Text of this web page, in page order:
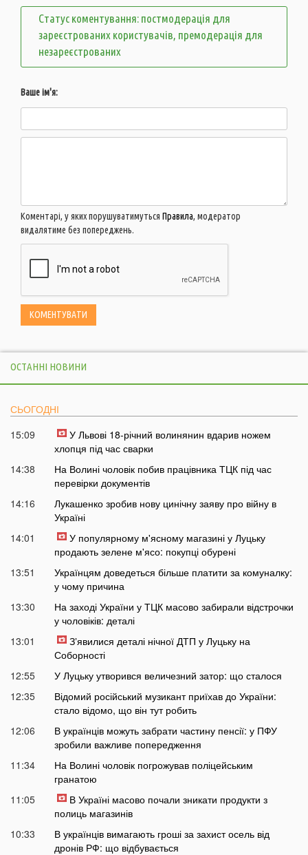
Статус коментування: постмодерація для
зареєстрованих користувачів, премодерація для
незареєстрованих
Ваше ім'я:
Коментарі, у яких порушуватимуться Правила, модератор
видалятиме без попереджень.
ОСТАННІ НОВИНИ
СЬОГОДНІ
15:09
У Львові 18-річний волинянин вдарив ножем
хлопця під час сварки
14:38
На Волині чоловік побив працівника ТЦК під час
перевірки документів
14:16
Лукашенко зробив нову цинічну заяву про війну в
Україні
14:01
У популярному м'ясному магазині у Луцьку
продають зелене м'ясо: покупці обурені
13:51
Українцям доведеться більше платити за комуналку:
у чому причина
13:30
На заході України у ТЦК масово забирали відстрочки
у чоловіків: деталі
13:01
Зʼявилися деталі нічної ДТП у Луцьку на
Соборності
12:55
У Луцьку утворився величезний затор: що сталося
12:35
Відомий російський музикант приїхав до України:
стало відомо, що він тут робить
12:06
В українців можуть забрати частину пенсії: у ПФУ
зробили важливе попередження
11:34
На Волині чоловік погрожував поліцейським
гранатою
11:05
В Україні масово почали зникати продукти з
полиць магазинів
10:33
В українців вимагають гроші за захист осель від
дронів РФ: що відбувається